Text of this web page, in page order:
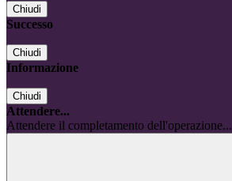
Chiudi
Successo
Chiudi
Informazione
Chiudi
Attendere...
Attendere il completamento dell'operazione...